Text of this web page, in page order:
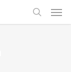
search